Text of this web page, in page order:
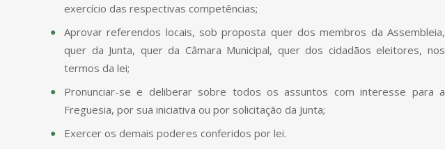
exercício das respectivas competências;
Aprovar referendos locais, sob proposta quer dos membros da Assembleia,
quer da Junta, quer da Câmara Municipal, quer dos cidadãos eleitores, nos
termos da lei;
Pronunciar-se e deliberar sobre todos os assuntos com interesse para a
Freguesia, por sua iniciativa ou por solicitação da Junta;
Exercer os demais poderes conferidos por lei.